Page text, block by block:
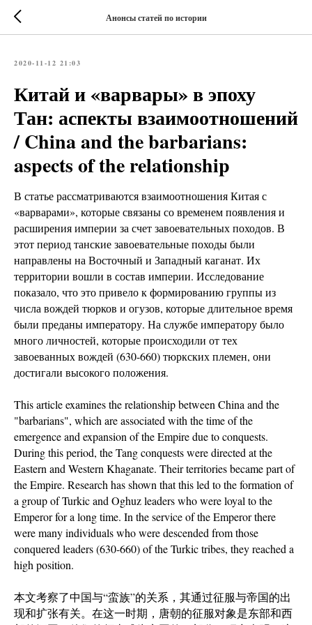
Анонсы статей по истории
2020-11-12 21:03
Китай и «варвары» в эпоху
Тан: аспекты взаимоотношений
/ China and the barbarians:
aspects of the relationship
В статье рассматриваются взаимоотношения Китая с
«варварами», которые связаны со временем появления и
расширения империи за счет завоевательных походов. В
этот период танские завоевательные походы были
направлены на Восточный и Западный каганат. Их
территории вошли в состав империи. Исследование
показало, что это привело к формированию группы из
числа вождей тюрков и огузов, которые длительное время
были преданы императору. На службе императору было
много личностей, которые происходили от тех
завоеванных вождей (630-660) тюркских племен, они
достигали высокого положения.
This article examines the relationship between China and the
"barbarians", which are associated with the time of the
emergence and expansion of the Empire due to conquests.
During this period, the Tang conquests were directed at the
Eastern and Western Khaganate. Their territories became part of
the Empire. Research has shown that this led to the formation of
a group of Turkic and Oghuz leaders who were loyal to the
Emperor for a long time. In the service of the Emperor there
were many individuals who were descended from those
conquered leaders (630-660) of the Turkic tribes, they reached a
high position.
本文考察了中国与“蛮族”的关系，其通过征服与帝国的出
现和扩张有关。在这一时期，唐朝的征服对象是东部和西